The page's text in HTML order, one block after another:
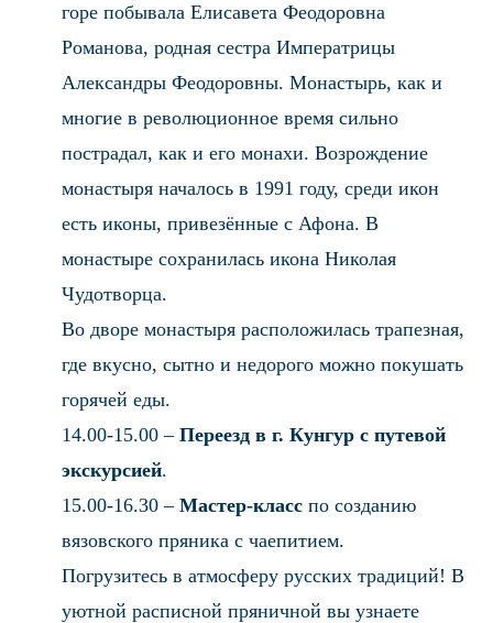
горе побывала Елисавета Феодоровна
Романова, родная сестра Императрицы
Александры Феодоровны. Монастырь, как и
многие в революционное время сильно
пострадал, как и его монахи. Возрождение
монастыря началось в 1991 году, среди икон
есть иконы, привезённые с Афона. В
монастыре сохранилась икона Николая
Чудотворца.
Во дворе монастыря расположилась трапезная,
где вкусно, сытно и недорого можно покушать
горячей еды.
14.00-15.00 – Переезд в г. Кунгур с путевой
экскурсией.
15.00-16.30 – Мастер-класс по созданию
вязовского пряника с чаепитием.
Погрузитесь в атмосферу русских традиций! В
уютной расписной пряничной вы узнаете